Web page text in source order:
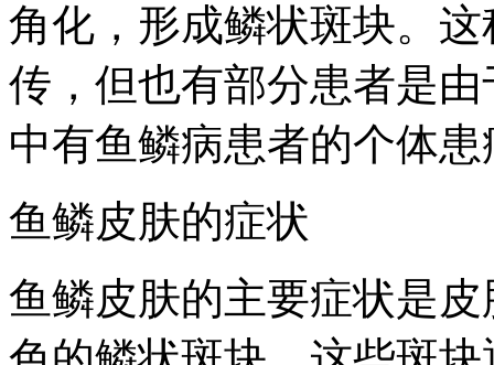
角化，形成鳞状斑块。
传，但也有部分患者是
中有鱼鳞病患者的个体
鱼鳞皮肤的症状
鱼鳞皮肤的主要症状是